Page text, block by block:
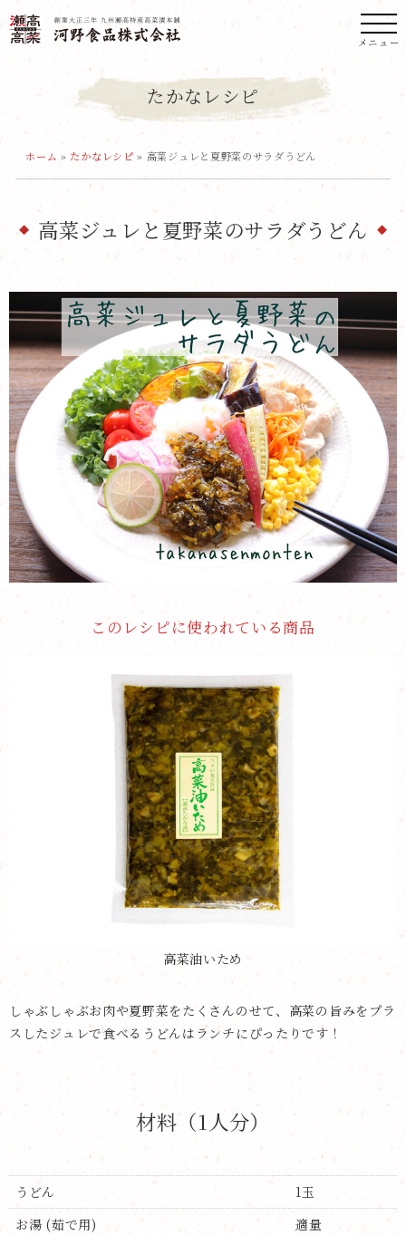
メニュー
たかなレシピ
ホーム » たかなレシピ » 高菜ジュレと夏野菜のサラダうどん
高菜ジュレと夏野菜のサラダうどん
このレシピに使われている商品
高菜油いため
しゃぶしゃぶお肉や夏野菜をたくさんのせて、高菜の旨みをプラ
スしたジュレで食べるうどんはランチにぴったりです！
材料（1人分）
うどん
1玉
お湯 (茹で用)
適量